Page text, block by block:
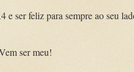
ser feliz para sempre ao seu
ser meu!